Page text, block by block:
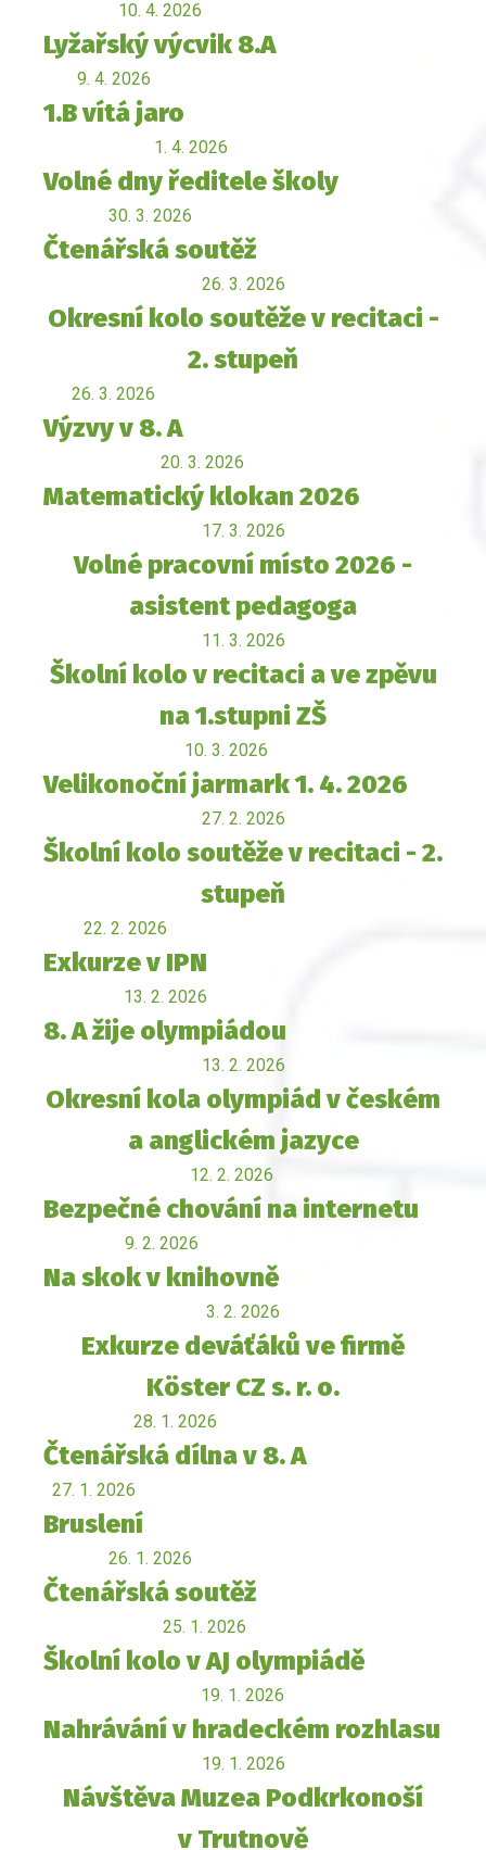
10. 4. 2026
Lyžařský výcvik 8.A
9. 4. 2026
1.B vítá jaro
1. 4. 2026
Volné dny ředitele školy
30. 3. 2026
Čtenářská soutěž
26. 3. 2026
Okresní kolo soutěže v recitaci -
2. stupeň
26. 3. 2026
Výzvy v 8. A
20. 3. 2026
Matematický klokan 2026
17. 3. 2026
Volné pracovní místo 2026 -
asistent pedagoga
11. 3. 2026
Školní kolo v recitaci a ve zpěvu
na 1.stupni ZŠ
10. 3. 2026
Velikonoční jarmark 1. 4. 2026
27. 2. 2026
Školní kolo soutěže v recitaci - 2.
stupeň
22. 2. 2026
Exkurze v IPN
13. 2. 2026
8. A žije olympiádou
13. 2. 2026
Okresní kola olympiád v českém
a anglickém jazyce
12. 2. 2026
Bezpečné chování na internetu
9. 2. 2026
Na skok v knihovně
3. 2. 2026
Exkurze deváťáků ve firmě
Köster CZ s. r. o.
28. 1. 2026
Čtenářská dílna v 8. A
27. 1. 2026
Bruslení
26. 1. 2026
Čtenářská soutěž
25. 1. 2026
Školní kolo v AJ olympiádě
19. 1. 2026
Nahrávání v hradeckém rozhlasu
19. 1. 2026
Návštěva Muzea Podkrkonoší
v Trutnově